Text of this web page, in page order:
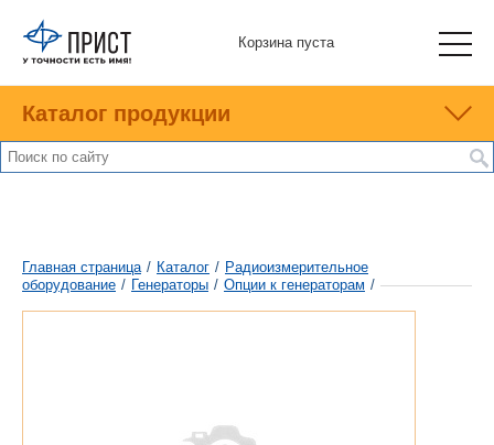
Корзина пуста
Каталог продукции
Главная страница / Каталог / Радиоизмерительное
оборудование / Генераторы / Опции к генераторам /